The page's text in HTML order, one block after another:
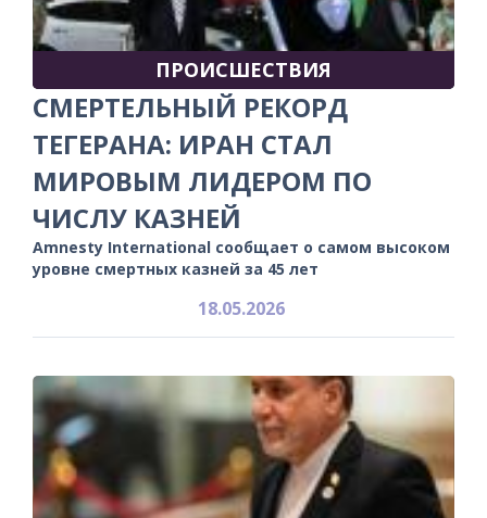
ПРОИСШЕСТВИЯ
СМЕРТЕЛЬНЫЙ РЕКОРД
ТЕГЕРАНА: ИРАН СТАЛ
МИРОВЫМ ЛИДЕРОМ ПО
ЧИСЛУ КАЗНЕЙ
Amnesty International сообщает о самом высоком
уровне смертных казней за 45 лет
18.05.2026